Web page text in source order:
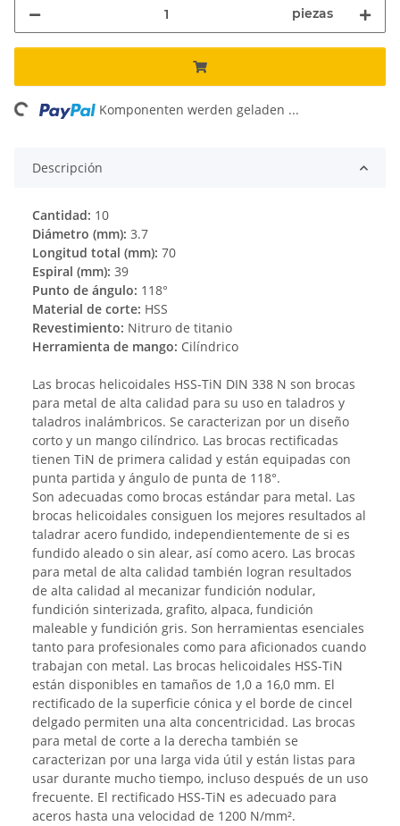
piezas
Komponenten werden geladen ...
Descripción
Cantidad: 10
Diámetro (mm): 3.7
Longitud total (mm): 70
Espiral (mm): 39
Punto de ángulo: 118°
Material de corte: HSS
Revestimiento: Nitruro de titanio
Herramienta de mango: Cilíndrico
Las brocas helicoidales HSS-TiN DIN 338 N son brocas
para metal de alta calidad para su uso en taladros y
taladros inalámbricos. Se caracterizan por un diseño
corto y un mango cilíndrico. Las brocas rectificadas
tienen TiN de primera calidad y están equipadas con
punta partida y ángulo de punta de 118°.
Son adecuadas como brocas estándar para metal. Las
brocas helicoidales consiguen los mejores resultados al
taladrar acero fundido, independientemente de si es
fundido aleado o sin alear, así como acero. Las brocas
para metal de alta calidad también logran resultados
de alta calidad al mecanizar fundición nodular,
fundición sinterizada, grafito, alpaca, fundición
maleable y fundición gris. Son herramientas esenciales
tanto para profesionales como para aficionados cuando
trabajan con metal. Las brocas helicoidales HSS-TiN
están disponibles en tamaños de 1,0 a 16,0 mm. El
rectificado de la superficie cónica y el borde de cincel
delgado permiten una alta concentricidad. Las brocas
para metal de corte a la derecha también se
caracterizan por una larga vida útil y están listas para
usar durante mucho tiempo, incluso después de un uso
frecuente. El rectificado HSS-TiN es adecuado para
aceros hasta una velocidad de 1200 N/mm².